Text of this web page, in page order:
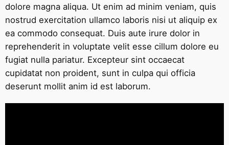
dolore magna aliqua. Ut enim ad minim veniam, quis
nostrud exercitation ullamco laboris nisi ut aliquip ex
ea commodo consequat. Duis aute irure dolor in
reprehenderit in voluptate velit esse cillum dolore eu
fugiat nulla pariatur. Excepteur sint occaecat
cupidatat non proident, sunt in culpa qui officia
deserunt mollit anim id est laborum.